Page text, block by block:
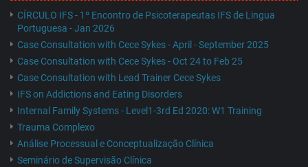
CÍRCULO IFS - 1º Encontro de Psicoterapeutas IFS de Lingua
Portuguesa - Jan 2026
Case Consultation with Cece Sykes - April - September 2025
Case Consultation with Cece Sykes - Oct 24 to Feb 25
Case Consultation with Lead Trainer Cece Sykes
IFS on Addictions and Eating Disorders
Internal Family Systems - Level1-3rd Ed 2020: W1 Training
Trauma Complexo
Análise Processual e Conceptualização Clínica
Seminário de Supervisão Clínica